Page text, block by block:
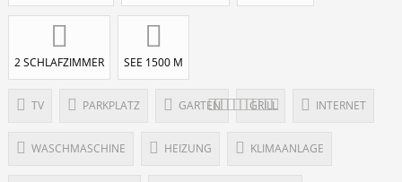
2 SCHLAFZIMMER SEE 1500 M
TV PARKPLATZ GARTEN GRILL INTERNET
WASCHMASCHINE HEIZUNG KLIMAANLAGE